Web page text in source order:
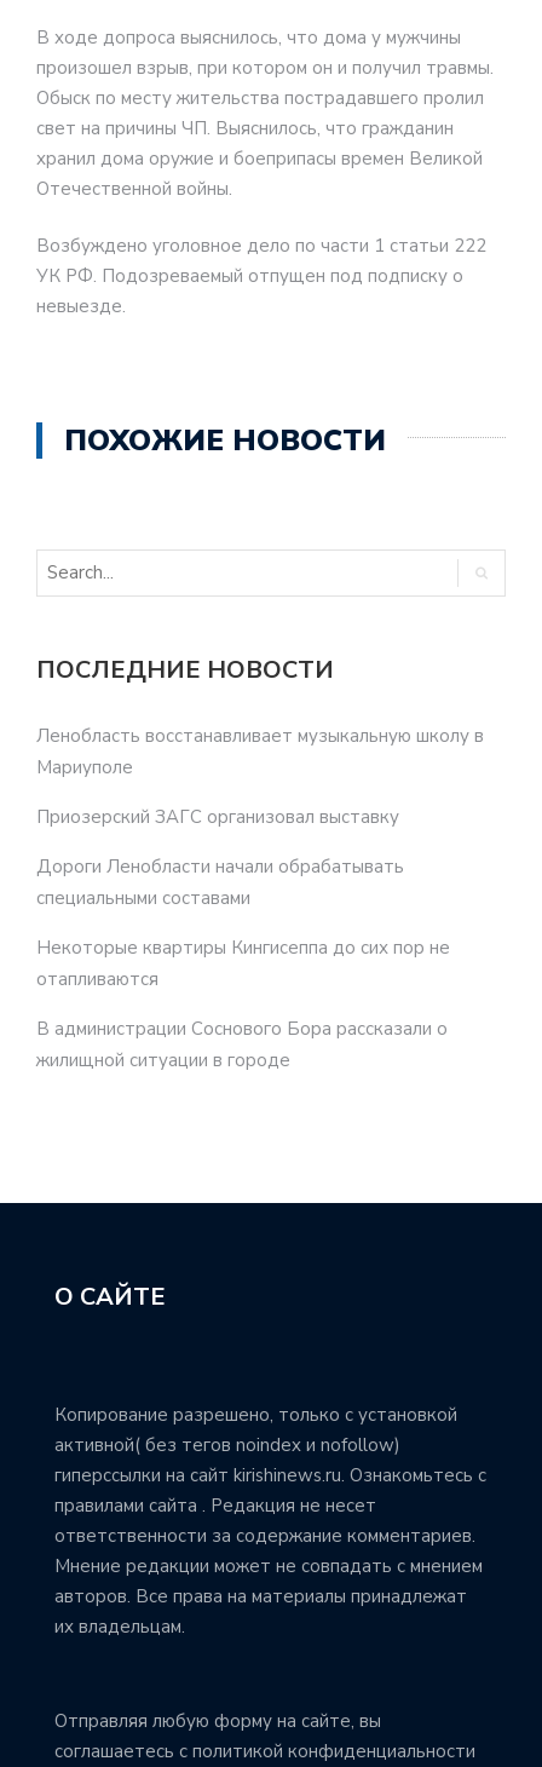
В ходе допроса выяснилось, что дома у мужчины
произошел взрыв, при котором он и получил травмы.
Обыск по месту жительства пострадавшего пролил
свет на причины ЧП. Выяснилось, что гражданин
хранил дома оружие и боеприпасы времен Великой
Отечественной войны.
Возбуждено уголовное дело по части 1 статьи 222
УК РФ. Подозреваемый отпущен под подписку о
невыезде.
ПОХОЖИЕ НОВОСТИ
ПОСЛЕДНИЕ НОВОСТИ
Ленобласть восстанавливает музыкальную школу в
Мариуполе
Приозерский ЗАГС организовал выставку
Дороги Ленобласти начали обрабатывать
специальными составами
Некоторые квартиры Кингисеппа до сих пор не
отапливаются
В администрации Соснового Бора рассказали о
жилищной ситуации в городе
О САЙТЕ
Копирование разрешено, только с установкой
активной( без тегов noindex и nofollow)
гиперссылки на сайт kirishinews.ru. Ознакомьтесь с
правилами сайта . Редакция не несет
ответственности за содержание комментариев.
Мнение редакции может не совпадать с мнением
авторов. Все права на материалы принадлежат
их владельцам.
Отправляя любую форму на сайте, вы
соглашаетесь с политикой конфиденциальности